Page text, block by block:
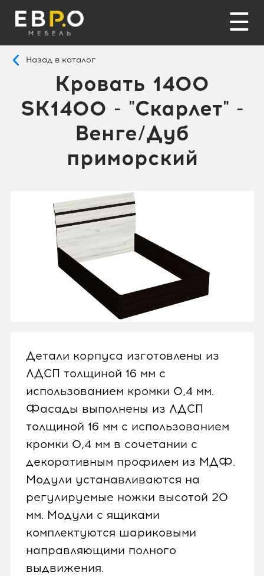
☰
Назад в каталог
Кровать 1400
SK1400 - "Скарлет" -
Венге/Дуб
приморский
Детали корпуса изготовлены из
ЛДСП толщиной 16 мм с
использованием кромки 0,4 мм.
Фасады выполнены из ЛДСП
толщиной 16 мм с использованием
кромки 0,4 мм в сочетании с
декоративным профилем из МДФ.
Модули устанавливаются на
регулируемые ножки высотой 20
мм. Модули с ящиками
комплектуются шариковыми
направляющими полного
выдвижения.